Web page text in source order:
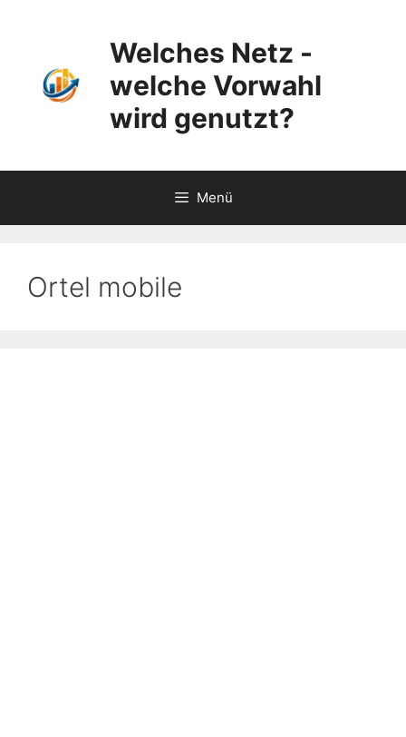
Welches Netz -
welche Vorwahl
wird genutzt?
Menü
Ortel mobile